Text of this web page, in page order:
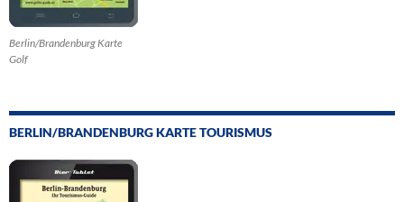
Berlin/Brandenburg Karte
Golf
BERLIN/BRANDENBURG KARTE TOURISMUS